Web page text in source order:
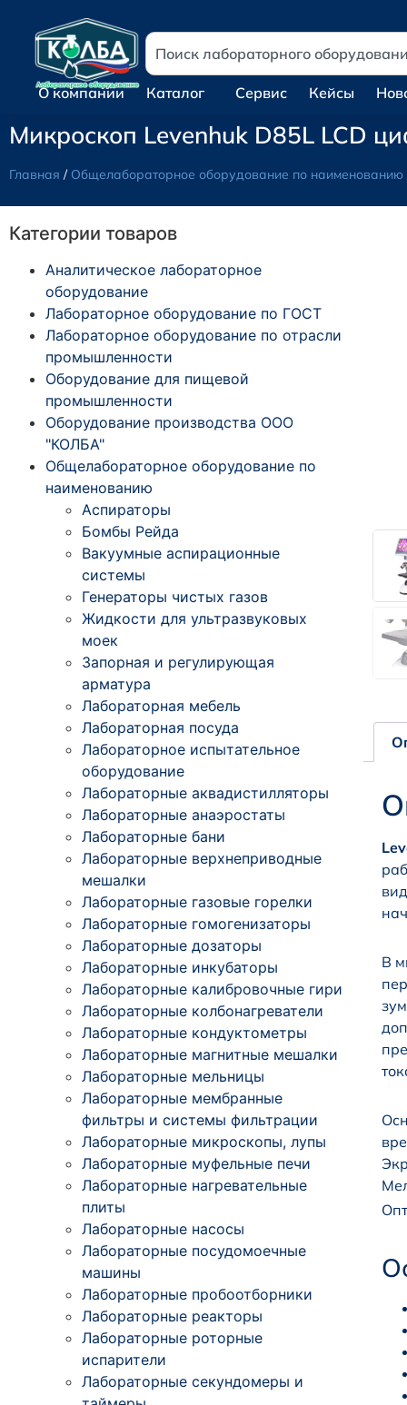
О компании Каталог Сервис Кейсы
Микроскоп Levenhuk D85L LCD
Главная / Общелабораторное оборудование по наименованию
Категории товаров
Аналитическое лабораторное
оборудование
Лабораторное оборудование по ГОСТ
Лабораторное оборудование по отрасли
промышленности
Оборудование для пищевой
промышленности
Оборудование производства ООО
"КОЛБА"
Общелабораторное оборудование по
наименованию
Аспираторы
Бомбы Рейда
Вакуумные аспирационные
системы
Генераторы чистых газов
Жидкости для ультразвуковых
моек
Запорная и регулирующая
арматура
Лабораторная мебель
Лабораторная посуда
Лабораторное испытательное
оборудование
Лабораторные аквадистилляторы
Лабораторные анаэростаты
Лабораторные бани
Лабораторные верхнеприводные
мешалки
Лабораторные газовые горелки
Лабораторные гомогенизаторы
Лабораторные дозаторы
Лабораторные инкубаторы
Лабораторные калибровочные гири
Лабораторные колбонагреватели
Лабораторные кондуктометры
Лабораторные магнитные мешалки
Лабораторные мельницы
Лабораторные мембранные
фильтры и системы фильтрации
Лабораторные микроскопы, лупы
Лабораторные муфельные печи
Лабораторные нагревательные
плиты
Лабораторные насосы
Лабораторные посудомоечные
машины
Лабораторные пробоотборники
Лабораторные реакторы
Лабораторные роторные
испарители
Лабораторные секундомеры и
В